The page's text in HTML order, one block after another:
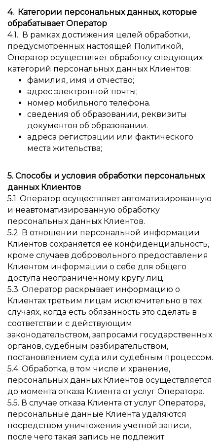
4. Категории персональных данных, которые
обрабатывает Оператор
4.1. В рамках достижения целей обработки,
предусмотренных настоящей Политикой,
Оператор осуществляет обработку следующих
категорий персональных данных Клиентов:
фамилия, имя и отчество;
адрес электронной почты;
номер мобильного телефона.
сведения об образовании, реквизиты
документов об образовании.
адреса регистрации или фактического
места жительства;
5. Способы и условия обработки персональных
данных Клиентов
5.1. Оператор осуществляет автоматизированную
и неавтоматизированную обработку
персональных данных Клиентов.
5.2. В отношении персональной информации
Клиентов сохраняется ее конфиденциальность,
кроме случаев добровольного предоставления
Клиентом информации о себе для общего
доступа неограниченному кругу лиц.
5.3. Оператор раскрывает информацию о
Клиентах третьим лицам исключительно в тех
случаях, когда есть обязанность это сделать в
соответствии с действующим
законодательством, запросами государственных
органов, судебным разбирательством,
постановлением суда или судебным процессом.
5.4. Обработка, в том числе и хранение,
персональных данных Клиентов осуществляется
до момента отказа Клиента от услуг Оператора.
5.5. В случае отказа Клиента от услуг Оператора,
персональные данные Клиента удаляются
посредством уничтожения учетной записи,
после чего такая запись не подлежит